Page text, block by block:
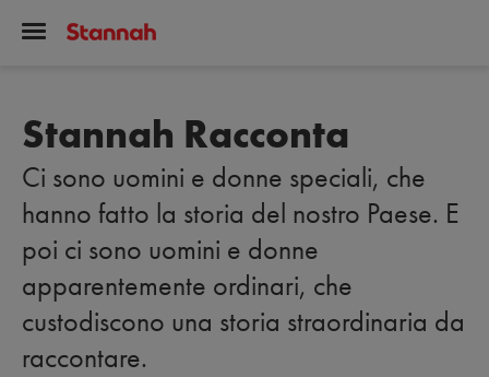
Stannah Racconta
Ci sono uomini e donne speciali, che
hanno fatto la storia del nostro Paese. E
poi ci sono uomini e donne
apparentemente ordinari, che
custodiscono una storia straordinaria da
raccontare.